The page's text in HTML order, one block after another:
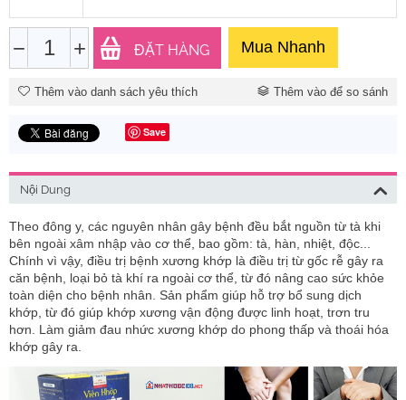
− + ĐẶT HÀNG Mua Nhanh
Thêm vào danh sách yêu thích Thêm vào để so sánh
Save
Nội Dung
Theo đông y, các nguyên nhân gây bệnh đều bắt nguồn từ tà khi
bên ngoài xâm nhập vào cơ thể, bao gồm: tà, hàn, nhiệt, độc...
Chính vì vậy, điều trị bệnh xương khớp là điều trị từ gốc rễ gây ra
căn bệnh, loại bỏ tà khí ra ngoài cơ thể, từ đó nâng cao sức khỏe
toàn diện cho bệnh nhân. Sản phẩm giúp hỗ trợ bổ sung dịch
khớp, từ đó giúp khớp xương vận động được linh hoạt, trơn tru
hơn. Làm giảm đau nhức xương khớp do phong thấp và thoái hóa
khớp gây ra.